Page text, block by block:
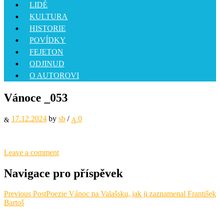
LIDÉ
KULTURA
HISTORIE
POVÍDKY
FEJETON
ODJINUD
O AUTOROVI
Vánoce _053
17.12.2024 by sb / 0
Leave a comment
Navigace pro příspěvek
Previous PostPoezie Vánoc na Valašsku, jak ji zaznamenal František
Bartoš